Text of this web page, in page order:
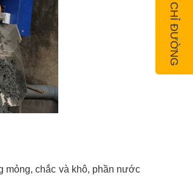
mỏng, chắc và khô, phần nước